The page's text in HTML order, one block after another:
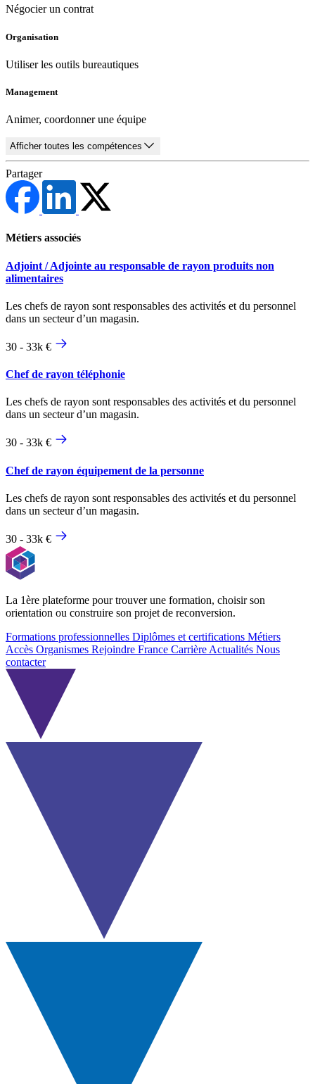
Négocier un contrat
Organisation
Utiliser les outils bureautiques
Management
Animer, coordonner une équipe
Afficher toutes les compétences
Partager
Métiers associés
Adjoint / Adjointe au responsable de rayon produits non
alimentaires
Les chefs de rayon sont responsables des activités et du personnel
dans un secteur d’un magasin.
30 - 33k €
Chef de rayon téléphonie
Les chefs de rayon sont responsables des activités et du personnel
dans un secteur d’un magasin.
30 - 33k €
Chef de rayon équipement de la personne
Les chefs de rayon sont responsables des activités et du personnel
dans un secteur d’un magasin.
30 - 33k €
La 1ère plateforme pour trouver une formation, choisir son
orientation ou construire son projet de reconversion.
Formations professionnelles Diplômes et certifications Métiers
Accès Organismes Rejoindre France Carrière Actualités Nous
contacter